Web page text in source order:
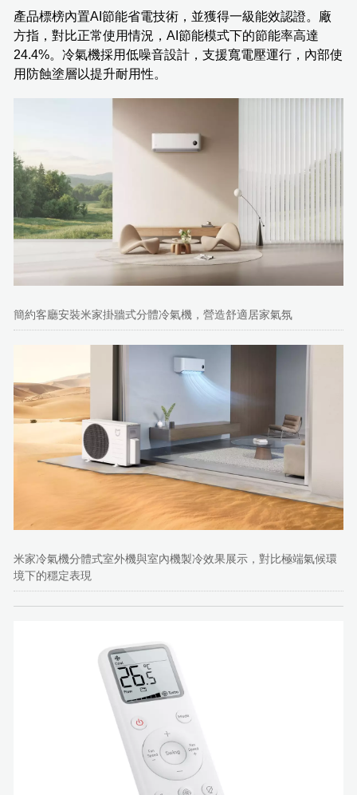
產品標榜內置AI節能省電技術，並獲得一級能效認證。廠
方指，對比正常使用情況，AI節能模式下的節能率高達
24.4%。冷氣機採用低噪音設計，支援寬電壓運行，內部使
用防蝕塗層以提升耐用性。
簡約客廳安裝米家掛牆式分體冷氣機，營造舒適居家氣氛
米家冷氣機分體式室外機與室內機製冷效果展示，對比極端氣候環
境下的穩定表現